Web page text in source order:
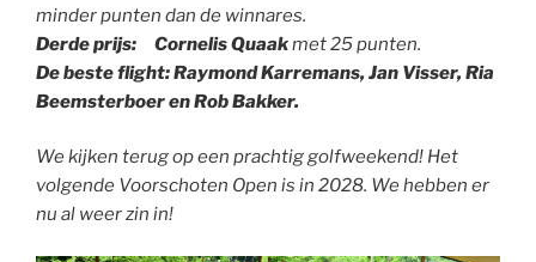
minder punten dan de winnares.
Derde prijs: Cornelis Quaakmet 25 punten.
De beste flight: Raymond Karremans, Jan Visser, Ria
Beemsterboer en Rob Bakker.
We kijken terug op een prachtig golfweekend! Het
volgende Voorschoten Open is in 2028. We hebben er
nu al weer zin in!